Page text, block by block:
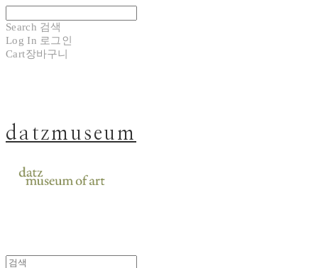
Search 검색
Log In 로그인
Cart장바구니
datzmuseum